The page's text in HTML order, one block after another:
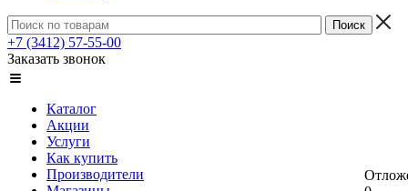
+7 (3412) 57-55-00
Заказать звонок
Каталог
Акции
Услуги
Как купить
Производители